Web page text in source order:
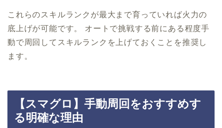
これらのスキルランクが最大まで育っていれば火力の
底上げが可能です。 オートで挑戦する前にある程度手
動で周回してスキルランクを上げておくことを推奨し
ます。
【スマグロ】手動周回をおすすめす
る明確な理由